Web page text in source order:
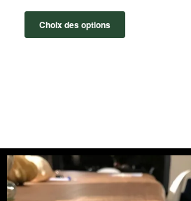
Choix des options